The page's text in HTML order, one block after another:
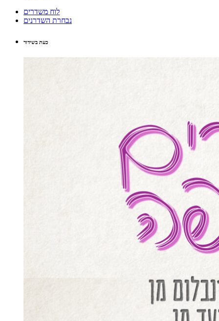
לוח משדרים
נבחרת השדרנים
כעת בשידור